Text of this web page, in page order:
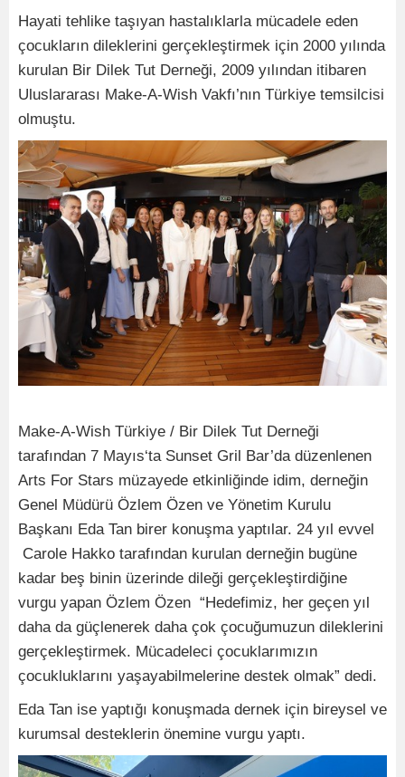
Hayati tehlike taşıyan hastalıklarla mücadele eden
çocukların dileklerini gerçekleştirmek için 2000 yılında
kurulan Bir Dilek Tut Derneği, 2009 yılından itibaren
Uluslararası Make-A-Wish Vakfı’nın Türkiye temsilcisi
olmuştu.
Make-A-Wish Türkiye / Bir Dilek Tut Derneği
tarafından 7 Mayıs‘ta Sunset Gril Bar’da düzenlenen
Arts For Stars müzayede etkinliğinde idim, derneğin
Genel Müdürü Özlem Özen ve Yönetim Kurulu
Başkanı Eda Tan birer konuşma yaptılar. 24 yıl evvel
Carole Hakko tarafından kurulan derneğin bugüne
kadar beş binin üzerinde dileği gerçekleştirdiğine
vurgu yapan Özlem Özen “Hedefimiz, her geçen yıl
daha da güçlenerek daha çok çocuğumuzun dileklerini
gerçekleştirmek. Mücadeleci çocuklarımızın
çocukluklarını yaşayabilmelerine destek olmak” dedi.
Eda Tan ise yaptığı konuşmada dernek için bireysel ve
kurumsal desteklerin önemine vurgu yaptı.